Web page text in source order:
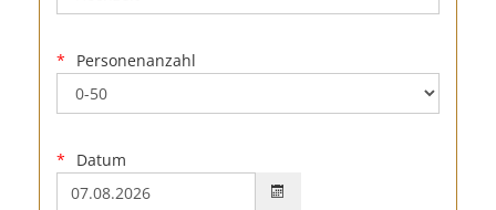
Personenanzahl
Datum